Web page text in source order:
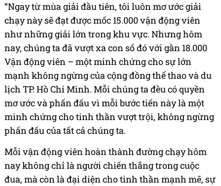
“Ngay từ mùa giải đầu tiên, tôi luôn mơ ước giải
chạy này sẽ đạt được mốc 15.000 vận động viên
như những giải lớn trong khu vực. Nhưng hôm
nay, chúng ta đã vượt xa con số đó với gần 18.000
Vận động viên – một minh chứng cho sự lớn
mạnh không ngừng của cộng đồng thể thao và du
lịch TP. Hồ Chí Minh. Mỗi chúng ta đều có quyền
mơ ước và phấn đấu vì mỗi bước tiến này là một
minh chứng cho tinh thần vượt trội, không ngừng
phấn đấu của tất cả chúng ta.
Mỗi vận động viên hoàn thành đường chạy hôm
nay không chỉ là người chiến thắng trong cuộc
đua, mà còn là đại diện cho tinh thần mạnh mẽ, sự